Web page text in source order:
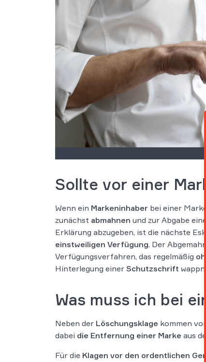
Sollte vor einer
Wenn ein Markeninhaber bei einer
zunächst abmahnen und zur Abgabe
Erklärung abzugeben, ist die nächste
einstweiligen Verfügung. Der
Verfügungsverfahren, das regelmäßig
Hinterlegung einer Schutzschrift
Was muss ich bei
Neben der Löschungsklage kommen
dabei die Entfernung einer Marke aus
Für die Klagen vor den ordentlichen